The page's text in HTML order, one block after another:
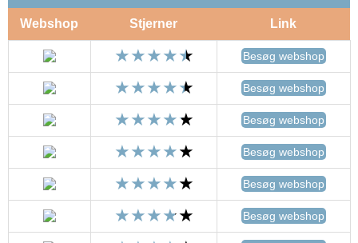
Webshop Stjerner Link
Besøg webshop
Besøg webshop
Besøg webshop
Besøg webshop
Besøg webshop
Besøg webshop